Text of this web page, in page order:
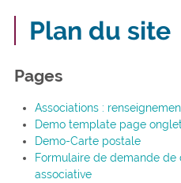
Plan du site
Pages
Associations :
Demo template page
Demo-Carte postale
Formulaire de demande de
associative